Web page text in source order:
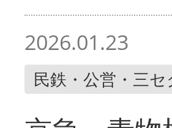
2026.01.23
民鉄・公営・三セ